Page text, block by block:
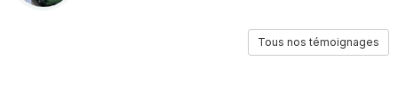
Tous nos témoignages